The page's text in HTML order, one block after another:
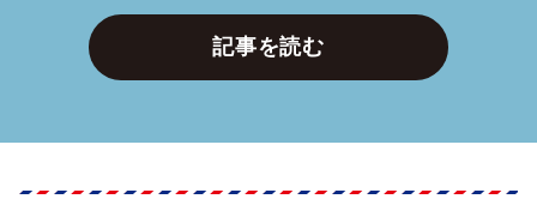
記事を読む